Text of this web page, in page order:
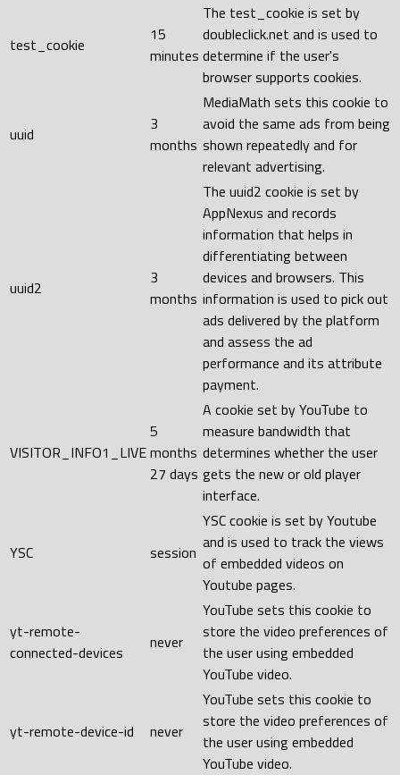
test_cookie
15
minutes
The test_cookie is set by
doubleclick.net and is used to
determine if the user's
browser supports cookies.
uuid
3
months
MediaMath sets this cookie to
avoid the same ads from being
shown repeatedly and for
relevant advertising.
uuid2
3
months
The uuid2 cookie is set by
AppNexus and records
information that helps in
differentiating between
devices and browsers. This
information is used to pick out
ads delivered by the platform
and assess the ad
performance and its attribute
payment.
VISITOR_INFO1_LIVE
5
months
27 days
A cookie set by YouTube to
measure bandwidth that
determines whether the user
gets the new or old player
interface.
YSC session
YSC cookie is set by Youtube
and is used to track the views
of embedded videos on
Youtube pages.
yt-remote-
connected-devices
never
YouTube sets this cookie to
store the video preferences of
the user using embedded
YouTube video.
yt-remote-device-id never
YouTube sets this cookie to
store the video preferences of
the user using embedded
YouTube video.